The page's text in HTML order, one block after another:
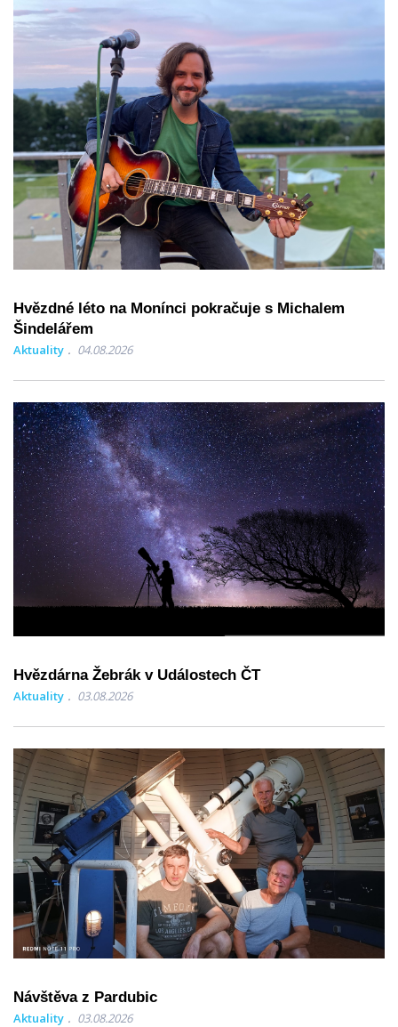
Hvězdné léto na Monínci pokračuje s Michalem
Šindelářem
Aktuality 04.08.2026
Hvězdárna Žebrák v Událostech ČT
Aktuality 03.08.2026
Návštěva z Pardubic
Aktuality 03.08.2026